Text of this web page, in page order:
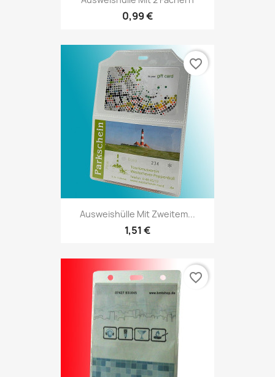
0,99 €
Ausweishülle Mit Zweitem...
1,51 €
favorite_border
favorite_border